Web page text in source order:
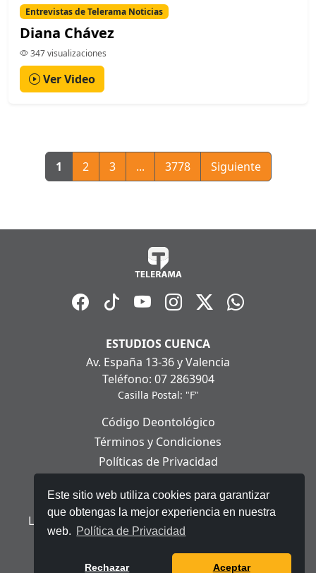
Este sitio web utiliza cookies para garantizar
que obtengas la mejor experiencia en nuestra
web. Política de Privacidad
Rechazar Aceptar
Entrevistas de Telerama Noticias
Diana Chávez
347 visualizaciones
Ver Video
1 2 3 ... 3778 Siguiente
ESTUDIOS CUENCA
Av. España 13-36 y Valencia
Teléfono: 07 2863904
Casilla Postal: "F"
Código Deontológico
Términos y Condiciones
Políticas de Privacidad
Aviso Legal
Ley Orgánica de Protección de Datos Personales
© 2025 Telerama - Todos los derechos reservados.